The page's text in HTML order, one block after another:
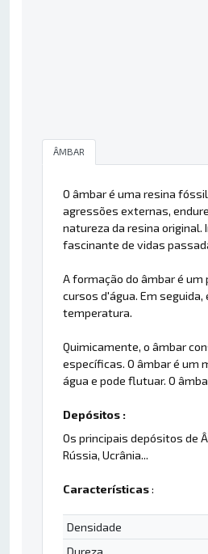
ÂMBAR
O âmbar é uma resina
agressões externas,
natureza da resina
fascinante de vidas
A formação do âmbar é
cursos d'água. Em
temperatura.
Quimicamente, o âmbar
específicas. O âmbar é um
água e pode flutuar. O
Depósitos :
Os principais depósitos de
Rússia, Ucrânia...
Características:
Densidade
Dureza